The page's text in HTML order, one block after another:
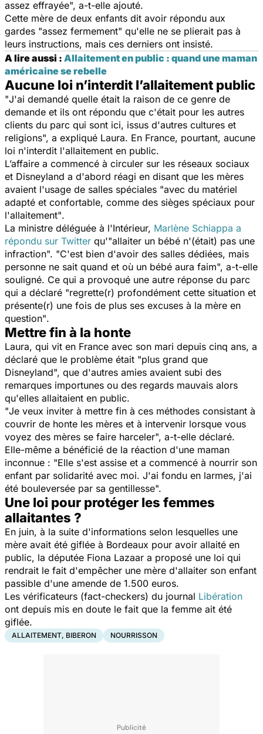
assez effrayée", a-t-elle ajouté.
Cette mère de deux enfants dit avoir répondu aux
gardes "assez fermement" qu'elle ne se plierait pas à
leurs instructions, mais ces derniers ont insisté.
A lire aussi : Allaitement en public : quand une maman
américaine se rebelle
Aucune loi n’interdit l’allaitement public
"J'ai demandé quelle était la raison de ce genre de
demande et ils ont répondu que c'était pour les autres
clients du parc qui sont ici, issus d'autres cultures et
religions", a expliqué Laura. En France, pourtant, aucune
loi n'interdit l'allaitement en public.
L’affaire a commencé à circuler sur les réseaux sociaux
et Disneyland a d'abord réagi en disant que les mères
avaient l'usage de salles spéciales "avec du matériel
adapté et confortable, comme des sièges spéciaux pour
l'allaitement".
La ministre déléguée à l'Intérieur, Marlène Schiappa a
répondu sur Twitter qu'"allaiter un bébé n'(était) pas une
infraction". "C'est bien d'avoir des salles dédiées, mais
personne ne sait quand et où un bébé aura faim", a-t-elle
souligné. Ce qui a provoqué une autre réponse du parc
qui a déclaré "regrette(r) profondément cette situation et
présente(r) une fois de plus ses excuses à la mère en
question".
Mettre fin à la honte
Laura, qui vit en France avec son mari depuis cinq ans, a
déclaré que le problème était "plus grand que
Disneyland", que d'autres amies avaient subi des
remarques importunes ou des regards mauvais alors
qu'elles allaitaient en public.
"Je veux inviter à mettre fin à ces méthodes consistant à
couvrir de honte les mères et à intervenir lorsque vous
voyez des mères se faire harceler", a-t-elle déclaré.
Elle-même a bénéficié de la réaction d'une maman
inconnue : "Elle s'est assise et a commencé à nourrir son
enfant par solidarité avec moi. J'ai fondu en larmes, j'ai
été bouleversée par sa gentillesse".
Une loi pour protéger les femmes
allaitantes ?
En juin, à la suite d'informations selon lesquelles une
mère avait été giflée à Bordeaux pour avoir allaité en
public, la députée Fiona Lazaar a proposé une loi qui
rendrait le fait d'empêcher une mère d'allaiter son enfant
passible d'une amende de 1.500 euros.
Les vérificateurs (fact-checkers) du journal Libération
ont depuis mis en doute le fait que la femme ait été
giflée.
ALLAITEMENT, BIBERON NOURRISSON